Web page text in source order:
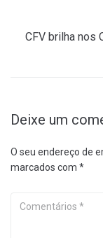
CFV brilha nos
Deixe um
O seu endereço de
marcados com *